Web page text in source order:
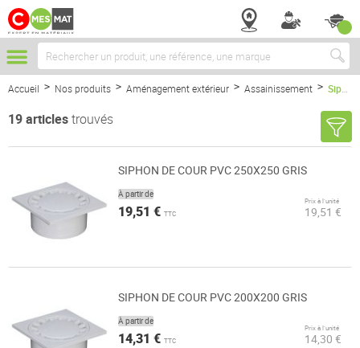
Chercher
Accueil Nos produits Aménagement extérieur Assainissement Siphons
19articlestrouvés
SIPHON DE COUR PVC 250X250 GRIS
À partir de
19,51 € TTC
Prix à l’unité
19,51 €
SIPHON DE COUR PVC 200X200 GRIS
À partir de
14,31 € TTC
Prix à l’unité
14,30 €